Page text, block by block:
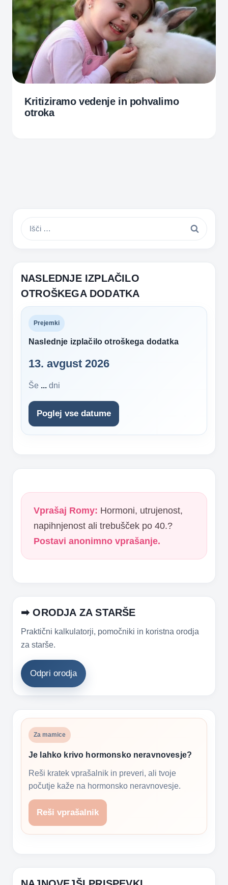
Kritiziramo vedenje in pohvalimo
otroka
Išči:
NASLEDNJE IZPLAČILO
OTROŠKEGA DODATKA
Prejemki
Naslednje izplačilo otroškega dodatka
13. avgust 2026
Še ... dni
Poglej vse datume
Vprašaj Romy: Hormoni, utrujenost,
napihnjenost ali trebušček po 40.?
Postavi anonimno vprašanje.
➡ ORODJA ZA STARŠE
Praktični kalkulatorji, pomočniki in koristna orodja
za starše.
Odpri orodja
Za mamice
Je lahko krivo hormonsko neravnovesje?
Reši kratek vprašalnik in preveri, ali tvoje
počutje kaže na hormonsko neravnovesje.
Reši vprašalnik